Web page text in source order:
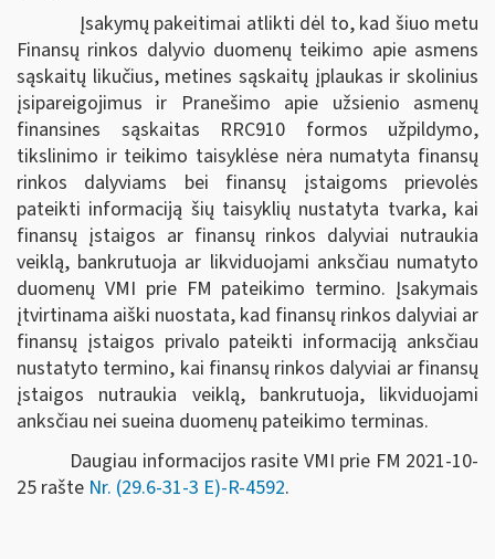
Įsakymų pakeitimai atlikti dėl to, kad šiuo metu
Finansų rinkos dalyvio duomenų teikimo apie asmens
sąskaitų likučius, metines sąskaitų įplaukas ir skolinius
įsipareigojimus ir Pranešimo apie užsienio asmenų
finansines sąskaitas RRC910 formos užpildymo,
tikslinimo ir teikimo taisyklėse nėra numatyta finansų
rinkos dalyviams bei finansų įstaigoms prievolės
pateikti informaciją šių taisyklių nustatyta tvarka, kai
finansų įstaigos ar finansų rinkos dalyviai nutraukia
veiklą, bankrutuoja ar likviduojami anksčiau numatyto
duomenų VMI prie FM pateikimo termino. Įsakymais
įtvirtinama aiški nuostata, kad finansų rinkos dalyviai ar
finansų įstaigos privalo pateikti informaciją anksčiau
nustatyto termino, kai finansų rinkos dalyviai ar finansų
įstaigos nutraukia veiklą, bankrutuoja, likviduojami
anksčiau nei sueina duomenų pateikimo terminas.
Daugiau informacijos rasite VMI prie FM 2021-10-
25 rašte Nr. (29.6-31-3 E)-R-4592.